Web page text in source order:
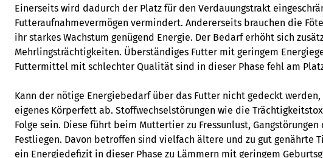
Einerseits wird dadurch der Platz für den Verdauungstrakt
Futteraufnahmevermögen vermindert. Andererseits brauchen die
ihr starkes Wachstum genügend Energie. Der Bedarf erhöht sich
Mehrlingsträchtigkeiten. Überständiges Futter mit geringem
Futtermittel mit schlechter Qualität sind in dieser Phase fehl am
Kann der nötige Energiebedarf über das Futter nicht gedeckt
eigenes Körperfett ab. Stoffwechselstörungen wie die
Folge sein. Diese führt beim Muttertier zu Fressunlust, Gangstörungen
Festliegen. Davon betroffen sind vielfach ältere und zu gut genährte
ein Energiedefizit in dieser Phase zu Lämmern mit geringem